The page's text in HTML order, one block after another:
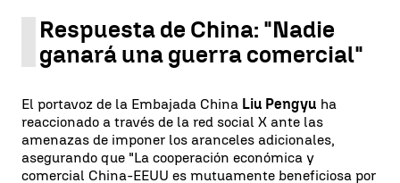
Respuesta de China: "Nadie
ganará una guerra comercial"
El portavoz de la Embajada China Liu Pengyu ha
reaccionado a través de la red social X ante las
amenazas de imponer los aranceles adicionales,
asegurando que "La cooperación económica y
comercial China-EEUU es mutuamente beneficiosa por